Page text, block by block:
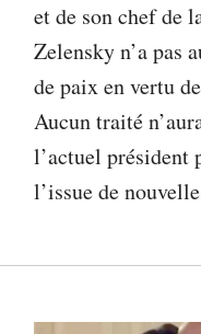
et de son chef de
Zelensky n’a pas
de paix en vertu
Aucun traité
l’actuel président
l’issue de